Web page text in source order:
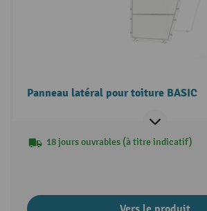
Panneau latéral pour toiture BASIC
18 jours ouvrables (à titre indicatif)